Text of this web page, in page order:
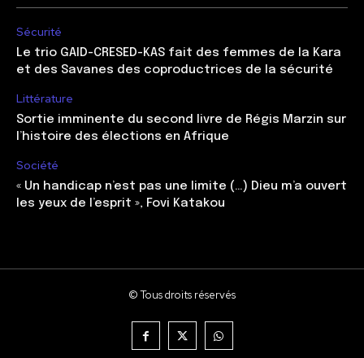
Sécurité
Le trio GAID-CRESED-KAS fait des femmes de la Kara
et des Savanes des coproductrices de la sécurité
Littérature
Sortie imminente du second livre de Régis Marzin sur
l’histoire des élections en Afrique
Société
« Un handicap n’est pas une limite (…) Dieu m’a ouvert
les yeux de l’esprit », Fovi Katakou
© Tous droits réservés